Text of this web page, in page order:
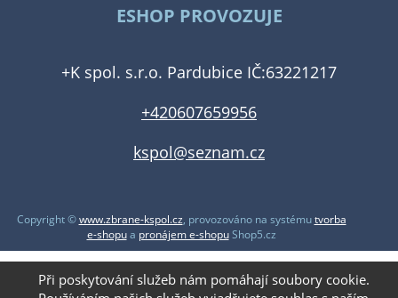
ESHOP PROVOZUJE
+K spol. s.r.o. Pardubice IČ:63221217
+420607659956
kspol@seznam.cz
Copyright ©www.zbrane-kspol.cz, provozováno na systémutvorba
e-shopua pronájem e-shopuShop5.cz
Při poskytování služeb nám pomáhají soubory cookie.